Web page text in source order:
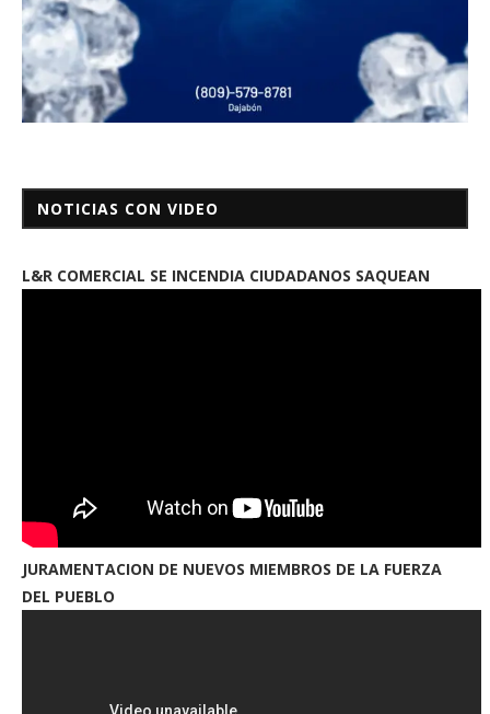
NOTICIAS CON VIDEO
L&R COMERCIAL SE INCENDIA CIUDADANOS SAQUEAN
JURAMENTACION DE NUEVOS MIEMBROS DE LA FUERZA
DEL PUEBLO